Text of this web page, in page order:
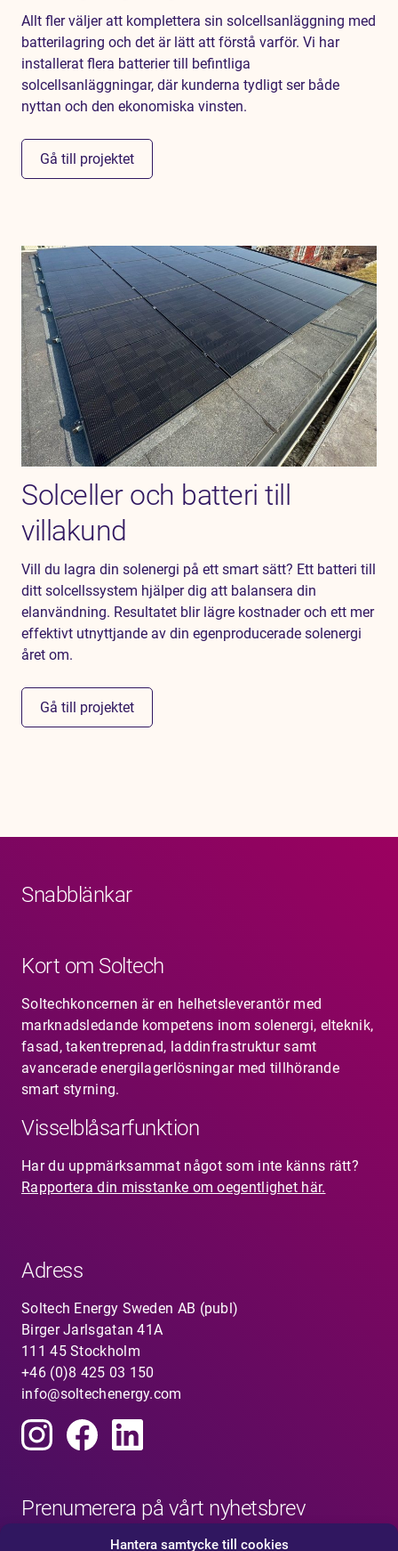
Hantera samtycke till cookies
Allt fler väljer att komplettera sin solcellsanläggning med
batterilagring och det är lätt att förstå varför. Vi har
installerat flera batterier till befintliga
solcellsanläggningar, där kunderna tydligt ser både
nyttan och den ekonomiska vinsten.
Gå till projektet
Solceller och batteri till
villakund
Vill du lagra din solenergi på ett smart sätt? Ett batteri till
ditt solcellssystem hjälper dig att balansera din
elanvändning. Resultatet blir lägre kostnader och ett mer
effektivt utnyttjande av din egenproducerade solenergi
året om.
Gå till projektet
Snabblänkar
Kort om Soltech
Soltechkoncernen är en helhetsleverantör med
marknadsledande kompetens inom solenergi, elteknik,
fasad, takentreprenad, laddinfrastruktur samt
avancerade energilagerlösningar med tillhörande
smart styrning.
Visselblåsarfunktion
Har du uppmärksammat något som inte känns rätt?
Rapportera din misstanke om oegentlighet här.
Adress
Soltech Energy Sweden AB (publ)
Birger Jarlsgatan 41A
111 45 Stockholm
+46 (0)8 425 03 150
info@soltechenergy.com
Prenumerera på vårt nyhetsbrev